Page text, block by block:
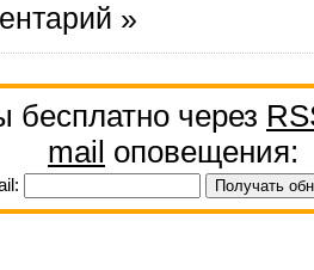
»
бесплатно через
mail оповещения: